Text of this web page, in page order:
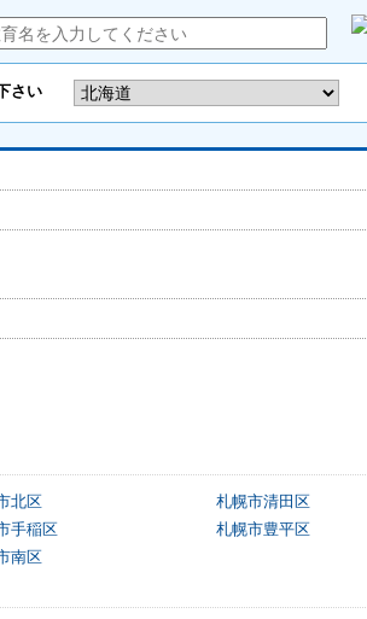
北区 札幌市清田区
手稲区 札幌市豊平区
南区